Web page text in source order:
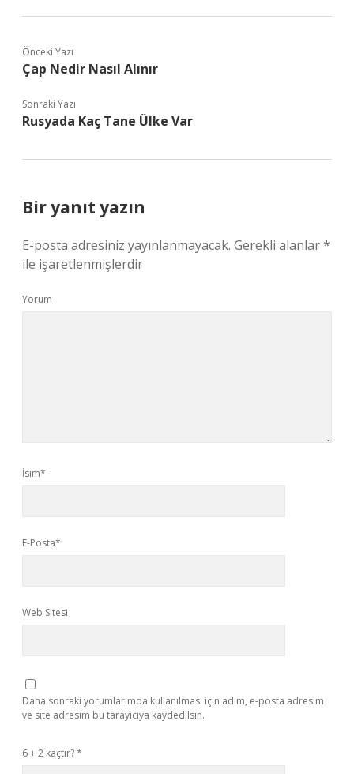
Önceki Yazı
Çap Nedir Nasıl Alınır
Sonraki Yazı
Rusyada Kaç Tane Ülke Var
Bir yanıt yazın
E-posta adresiniz yayınlanmayacak. Gerekli alanlar*
ile işaretlenmişlerdir
Yorum
İsim*
E-Posta*
Web Sitesi
Daha sonraki yorumlarımda kullanılması için adım, e-posta adresim
ve site adresim bu tarayıcıya kaydedilsin.
6 + 2 kaçtır?*